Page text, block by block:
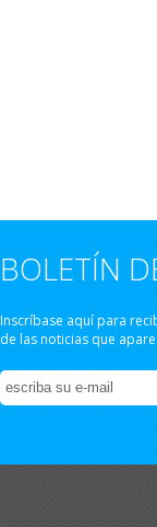
BOLETÍN
Inscríbase aquí para
de las noticias que